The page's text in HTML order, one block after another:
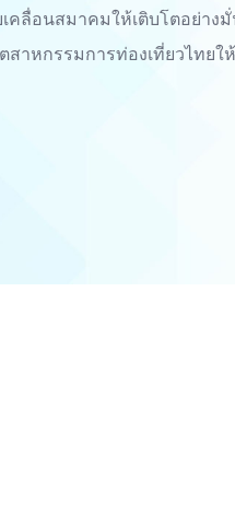
คลื่อนสมาคมให้เติบโตอย่าง
าหกรรมการท่องเที่ยวไทยใ